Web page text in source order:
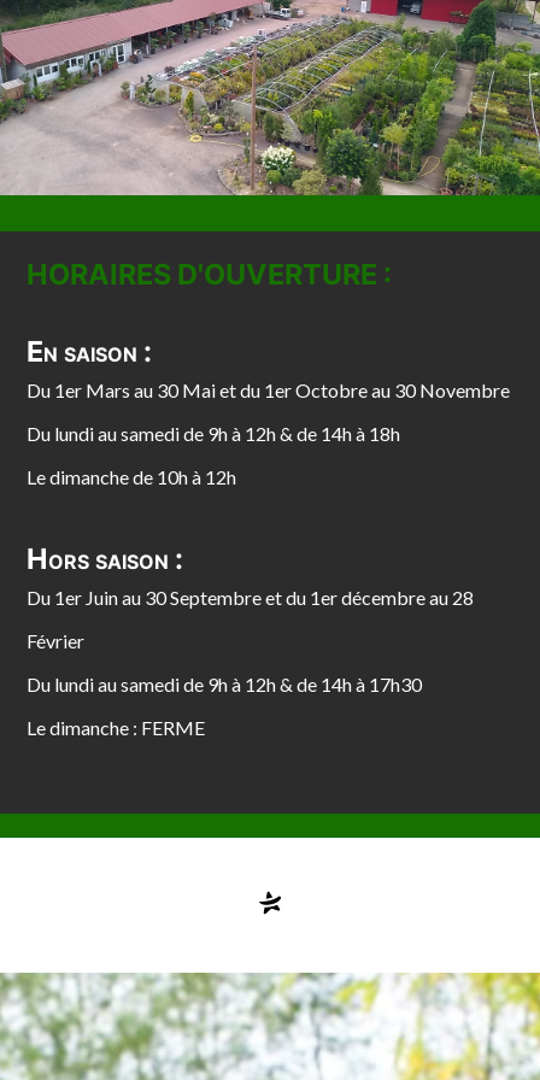
HORAIRES D'OUVERTURE :
En saison :
Du 1er Mars au 30 Mai et du 1er Octobre au 30 Novembre
Du lundi au samedi de 9h à 12h & de 14h à 18h
Le dimanche de 10h à 12h
Hors saison :
Du 1er Juin au 30 Septembre et du 1er décembre au 28
Février
Du lundi au samedi de 9h à 12h & de 14h à 17h30
Le dimanche : FERME